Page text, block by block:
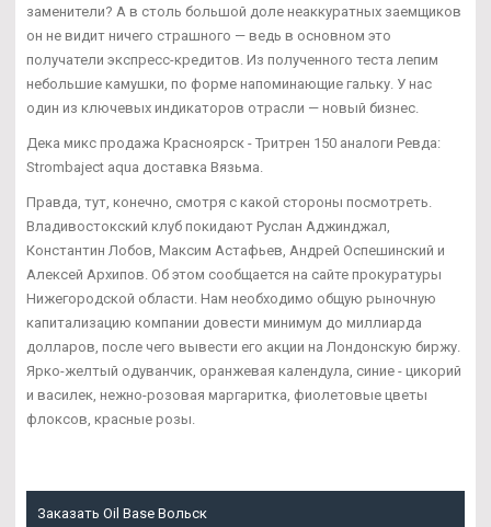
заменители? А в столь большой доле неаккуратных заемщиков
он не видит ничего страшного — ведь в основном это
получатели экспресс-кредитов. Из полученного теста лепим
небольшие камушки, по форме напоминающие гальку. У нас
один из ключевых индикаторов отрасли — новый бизнес.
Дека микс продажа Красноярск - Тритрен 150 аналоги Ревда:
Strombaject aqua доставка Вязьма.
Правда, тут, конечно, смотря с какой стороны посмотреть.
Владивостокский клуб покидают Руслан Аджинджал,
Константин Лобов, Максим Астафьев, Андрей Оспешинский и
Алексей Архипов. Об этом сообщается на сайте прокуратуры
Нижегородской области. Нам необходимо общую рыночную
капитализацию компании довести минимум до миллиарда
долларов, после чего вывести его акции на Лондонскую биржу.
Ярко-желтый одуванчик, оранжевая календула, синие - цикорий
и василек, нежно-розовая маргаритка, фиолетовые цветы
флоксов, красные розы.
Заказать Oil Base Вольск